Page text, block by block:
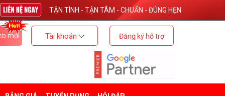
TẬN TÌNH - TẬN TÂM - CHUẨN - ĐÚNG HẸN
mới Tài khoản Đăng ký hỗ trợ